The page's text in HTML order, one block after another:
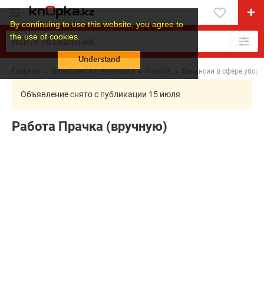
By continuing to use this website, you agree to
the use of cookies.
Understand
Объявления в Кульсары Вакансии в сфере
Объявление снято с публикации 15 июля
Работа Прачка (вручную)